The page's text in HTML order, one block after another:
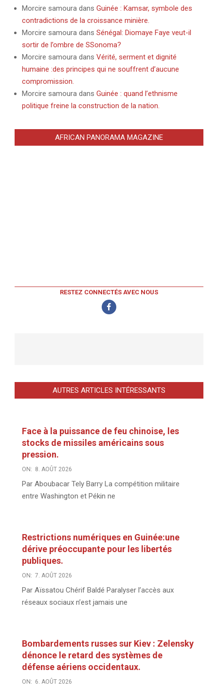
Morcire samoura dans Guinée : Kamsar, symbole des
contradictions de la croissance minière.
Morcire samoura dans Sénégal: Diomaye Faye veut-il
sortir de l’ombre de SSonoma?
Morcire samoura dans Vérité, serment et dignité
humaine :des principes qui ne souffrent d’aucune
compromission.
Morcire samoura dans Guinée : quand l’ethnisme
politique freine la construction de la nation.
AFRICAN PANORAMA MAGAZINE
RESTEZ CONNECTÉS AVEC NOUS
AUTRES ARTICLES INTÉRESSANTS
Face à la puissance de feu chinoise, les
stocks de missiles américains sous
pression.
ON: 8. AOÛT 2026
Par Aboubacar Tely Barry La compétition militaire
entre Washington et Pékin ne
Restrictions numériques en Guinée:une
dérive préoccupante pour les libertés
publiques.
ON: 7. AOÛT 2026
Par Aïssatou Chérif Baldé Paralyser l’accès aux
réseaux sociaux n’est jamais une
Bombardements russes sur Kiev : Zelensky
dénonce le retard des systèmes de
défense aériens occidentaux.
ON: 6. AOÛT 2026